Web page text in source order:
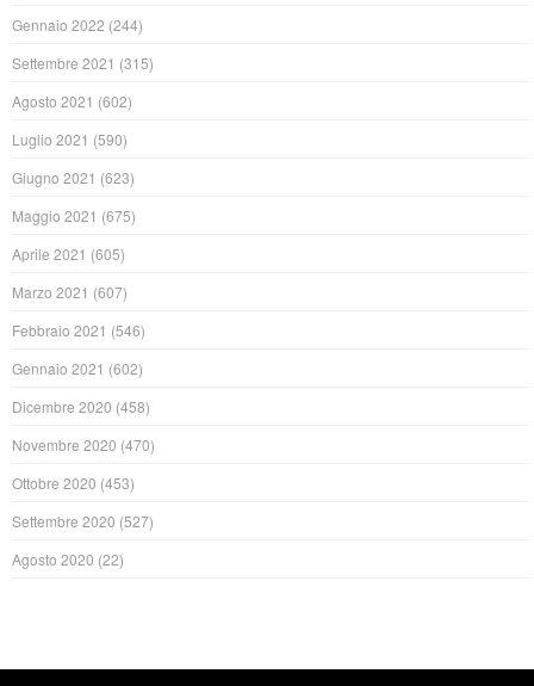
Gennaio 2022 (244)
Settembre 2021 (315)
Agosto 2021 (602)
Luglio 2021 (590)
Giugno 2021 (623)
Maggio 2021 (675)
Aprile 2021 (605)
Marzo 2021 (607)
Febbraio 2021 (546)
Gennaio 2021 (602)
Dicembre 2020 (458)
Novembre 2020 (470)
Ottobre 2020 (453)
Settembre 2020 (527)
Agosto 2020 (22)